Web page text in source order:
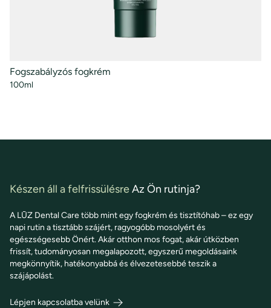
Fogszabályzós fogkrém
100ml
Készen áll a felfrissülésreAz Ön rutinja?
A LŪZ Dental Care több mint egy fogkrém és tisztítóhab – ez egy
napi rutin a tisztább szájért, ragyogóbb mosolyért és
egészségesebb Önért. Akár otthon mos fogat, akár útközben
frissít, tudományosan megalapozott, egyszerű megoldásaink
megkönnyítik, hatékonyabbá és élvezetesebbé teszik a
szájápolást.
Lépjen kapcsolatba velünk